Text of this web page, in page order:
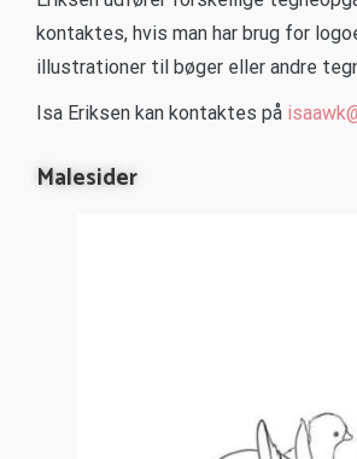
kontaktes, hvis man har brug for
illustrationer til bøger eller andre
Isa Eriksen kan kontaktes på
Malesider